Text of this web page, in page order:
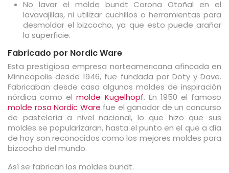
No lavar el molde bundt Corona Otoñal en el
lavavajillas, ni utilizar cuchillos o herramientas para
desmoldar el bizcocho, ya que esto puede arañar
la superficie.
Fabricado por Nordic Ware
Esta prestigiosa empresa norteamericana afincada en
Minneapolis desde 1946, fue fundada por Doty y Dave.
Fabricaban desde casa algunos moldes de inspiración
nórdica como elmolde Kugelhopf. En 1950 el famoso
molde rosa Nordic Ware fue el ganador de un concurso
de pastelería a nivel nacional, lo que hizo que sus
moldes se popularizaran, hasta el punto en el que a día
de hoy son reconocidos como los mejores moldes para
bizcocho del mundo.
Así se fabrican los moldes bundt.